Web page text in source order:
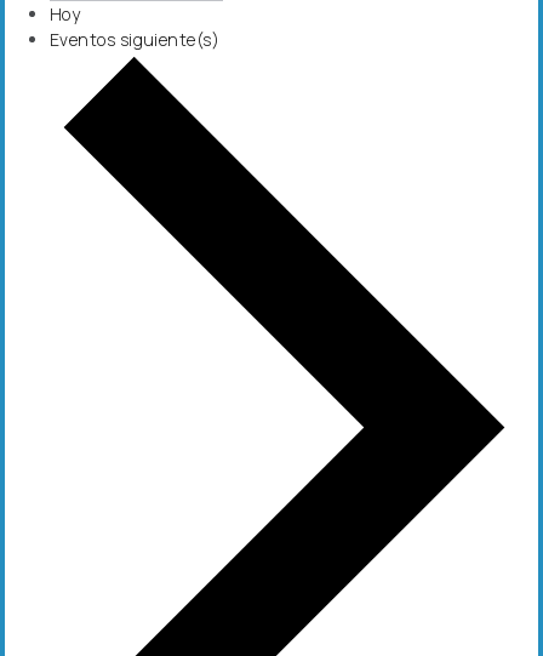
Hoy
Eventos siguiente(s)